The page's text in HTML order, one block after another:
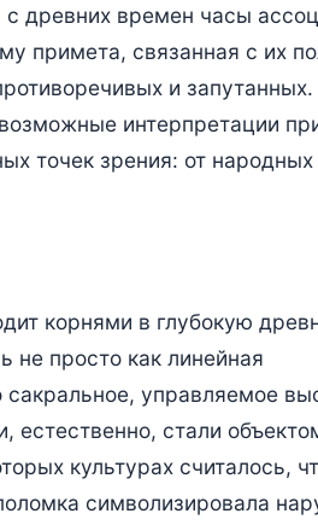
древних времен часы
примета, связанная с их
и запутанных.
интерпретации
точек зрения: от
корнями в глубокую
не просто как линейная
сакральное, управляемое
естественно, стали
культурах считалось,
символизировала